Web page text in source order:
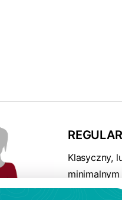
Klasyczny,
większą